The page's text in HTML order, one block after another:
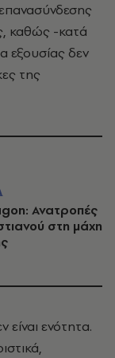
καθώς -κατά
εξουσίας δεν
της
Ανατροπές
στη μάχη
ενότητα.